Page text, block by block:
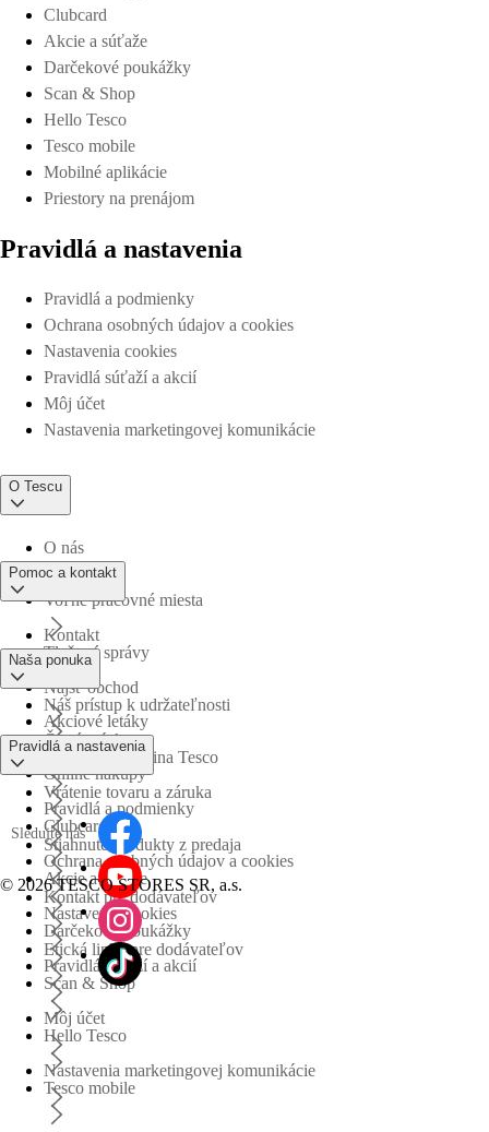
Clubcard
Akcie a súťaže
Darčekové poukážky
Scan & Shop
Hello Tesco
Tesco mobile
Mobilné aplikácie
Priestory na prenájom
Pravidlá a nastavenia
Pravidlá a podmienky
Ochrana osobných údajov a cookies
Nastavenia cookies
Pravidlá súťaží a akcií
Môj účet
Nastavenia marketingovej komunikácie
O Tescu
O nás
Voľné pracovné miesta
Tlačové správy
Náš prístup k udržateľnosti
Obchodná skupina Tesco
Pomoc a kontakt
Kontakt
Nájsť obchod
Časté otázky
Vrátenie tovaru a záruka
Stiahnuté produkty z predaja
Kontakt pre dodávateľov
Etická linka pre dodávateľov
Naša ponuka
Akciové letáky
Online nákupy
Clubcard
Akcie a súťaže
Darčekové poukážky
Scan & Shop
Hello Tesco
Tesco mobile
Pravidlá a nastavenia
Pravidlá a podmienky
Ochrana osobných údajov a cookies
Nastavenia cookies
Pravidlá súťaží a akcií
Môj účet
Nastavenia marketingovej komunikácie
Sledujte nás
© 2026 TESCO STORES SR, a.s.